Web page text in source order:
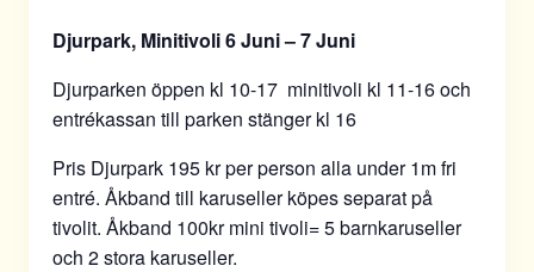
Djurpark, Minitivoli 6 Juni– 7 Juni
Djurparken öppen kl 10-17 minitivoli kl 11-16 och
entrékassan till parken stänger kl 16
Pris Djurpark 195 kr per person alla under 1m fri
entré. Åkband till karuseller köpes separat på
tivolit. Åkband 100kr mini tivoli= 5 barnkaruseller
och 2 stora karuseller.